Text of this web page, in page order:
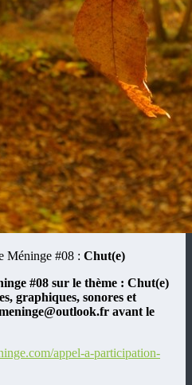
Méninge #08 : Chut(e)
#08 sur le thème : Chut(e)
graphiques, sonores et
avant le
appel-a-participation-